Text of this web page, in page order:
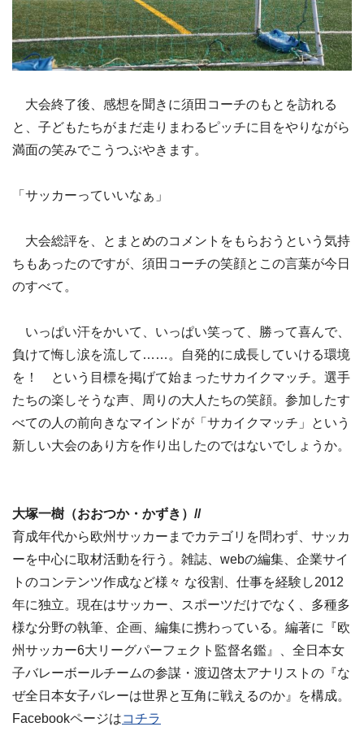
大会終了後、感想を聞きに須田コーチのもとを訪れる
と、子どもたちがまだ走りまわるピッチに目をやりながら
満面の笑みでこうつぶやきます。
「サッカーっていいなぁ」
大会総評を、とまとめのコメントをもらおうという気持
ちもあったのですが、須田コーチの笑顔とこの言葉が今日
のすべて。
いっぱい汗をかいて、いっぱい笑って、勝って喜んで、
負けて悔し涙を流して……。自発的に成長していける環境
を！ という目標を掲げて始まったサカイクマッチ。選手
たちの楽しそうな声、周りの大人たちの笑顔。参加したす
べての人の前向きなマインドが「サカイクマッチ」という
新しい大会のあり方を作り出したのではないでしょうか。
大塚一樹（おおつか・かずき）//
育成年代から欧州サッカーまでカテゴリを問わず、サッカ
ーを中心に取材活動を行う。雑誌、webの編集、企業サイ
トのコンテンツ作成など様々 な役割、仕事を経験し2012
年に独立。現在はサッカー、スポーツだけでなく、多種多
様な分野の執筆、企画、編集に携わっている。編著に『欧
州サッカー6大リーグパーフェクト監督名鑑』、全日本女
子バレーボールチームの参謀・渡辺啓太アナリストの『な
ぜ全日本女子バレーは世界と互角に戦えるのか』を構成。
Facebookページはコチラ